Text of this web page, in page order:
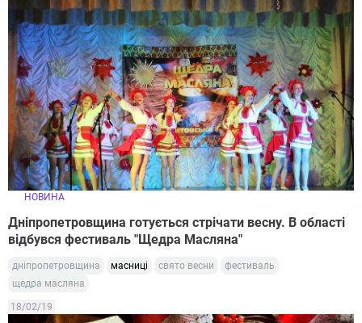
НОВИНА
Дніпропетровщина готується стрічати весну. В області
відбувся фестиваль "Щедра Масляна"
дніпропетровщина масниці свято весни
фестиваль
щедра масляна
18/02/19